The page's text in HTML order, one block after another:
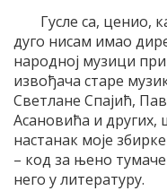
Гусле са, ценио,
дуго нисам имао
народној музици
извођача старе
Светлане Спајић,
Асановића и других,
настанак моје
– код за њено
него у литературу.